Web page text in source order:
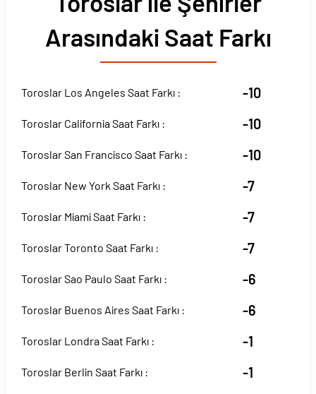
Arasındaki Saat Farkı
Toroslar Los Angeles Saat Farkı : -10
Toroslar California Saat Farkı : -10
Toroslar San Francisco Saat Farkı : -10
Toroslar New York Saat Farkı : -7
Toroslar Miami Saat Farkı : -7
Toroslar Toronto Saat Farkı : -7
Toroslar Sao Paulo Saat Farkı : -6
Toroslar Buenos Aires Saat Farkı : -6
Toroslar Londra Saat Farkı : -1
Toroslar Berlin Saat Farkı : -1